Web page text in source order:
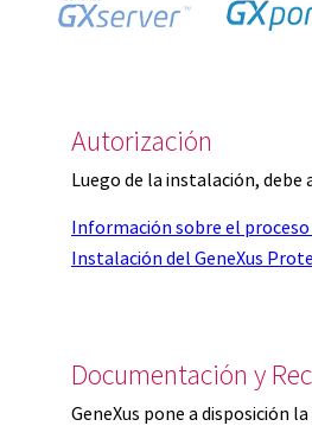
Autorización
Luego de la instalación,
Información sobre el
Instalación del GeneXus
Documentación y
GeneXus pone a disposición